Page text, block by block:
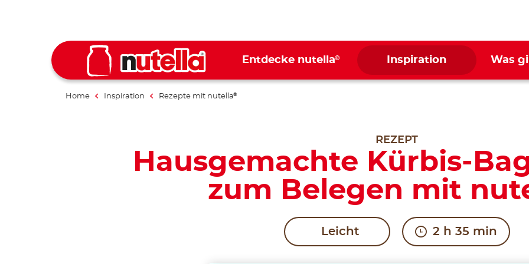
Entdecke nutella® Inspiration Was
Home Inspiration Rezepte mit nutella®
REZEPT
Hausgemachte Kürbis-
zum Belegen mit
Leicht 2 h 35 min